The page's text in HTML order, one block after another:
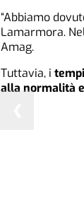
“Abbiamo
Lamarmora.
Amag.
Tuttavia, i
alla normalità